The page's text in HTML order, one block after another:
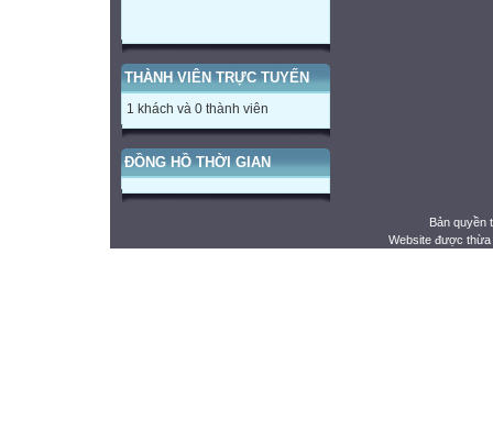
THÀNH VIÊN TRỰC TUYẾN
1 khách và 0 thành viên
ĐỒNG HỒ THỜI GIAN
Bản quyền
Website được